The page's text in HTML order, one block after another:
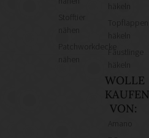
Stofftier
Patchworkdecke
häkeln
Topflappen
häkeln
Fäustlinge
häkeln
WOLLE
KAUFEN
VON: